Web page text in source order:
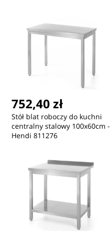
752,40 zł
Stół blat roboczy do kuchni
centralny stalowy 100x60cm -
Hendi 811276